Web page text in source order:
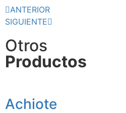
ANTERIOR
SIGUIENTE
Otros
Productos
Achiote